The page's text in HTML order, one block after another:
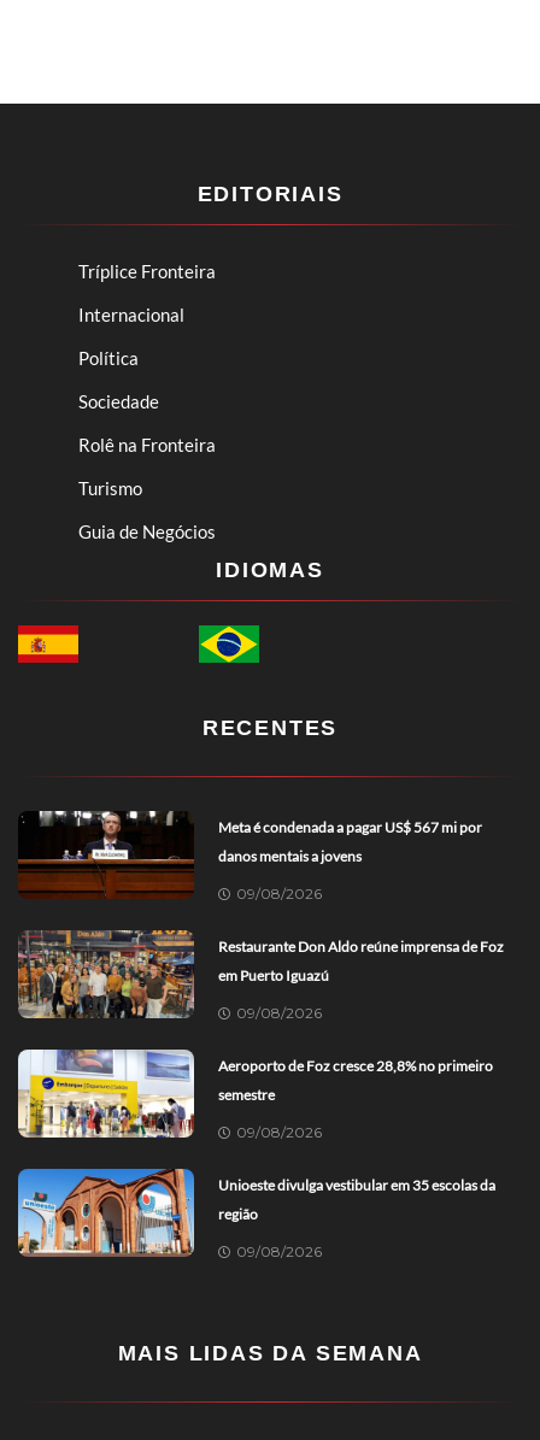
EDITORIAIS
Tríplice Fronteira
Internacional
Política
Sociedade
Rolê na Fronteira
Turismo
Guia de Negócios
IDIOMAS
RECENTES
Meta é condenada a pagar US$ 567 mi por
danos mentais a jovens
09/08/2026
Restaurante Don Aldo reúne imprensa de Foz
em Puerto Iguazú
09/08/2026
Aeroporto de Foz cresce 28,8% no primeiro
semestre
09/08/2026
Unioeste divulga vestibular em 35 escolas da
região
09/08/2026
MAIS LIDAS DA SEMANA